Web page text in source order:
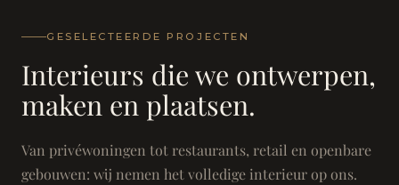
Landhuis - Grimbergen
GESELECTEERDE PROJECTEN
Interieurs die we ontwerpen,
maken en plaatsen.
Van privéwoningen tot restaurants, retail en openbare
gebouwen: wij nemen het volledige interieur op ons.